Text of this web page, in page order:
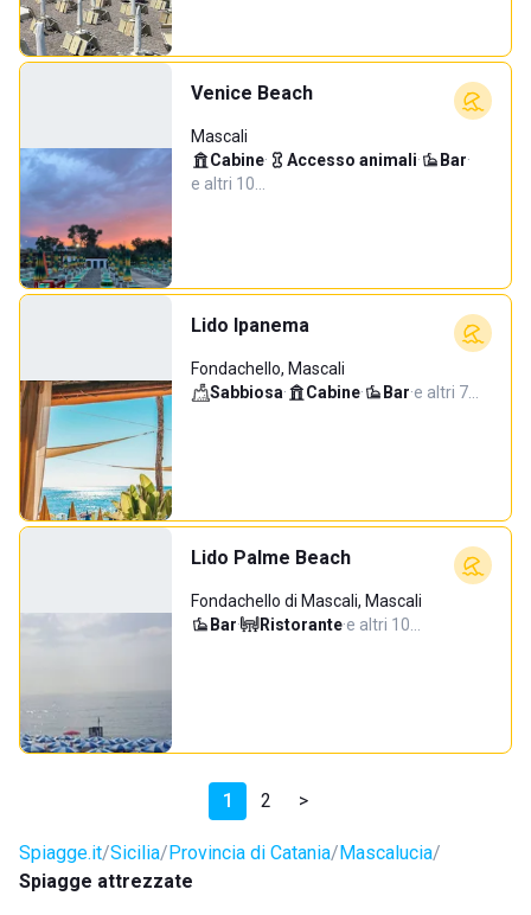
Venice Beach
Mascali
Cabine· Accesso animali· Bar·
e altri 10…
Lido Ipanema
Fondachello, Mascali
Sabbiosa· Cabine· Bar·e altri 7…
Lido Palme Beach
Fondachello di Mascali, Mascali
Bar· Ristorante·e altri 10…
1 2 >
Spiagge.it Sicilia Provincia di Catania Mascalucia
Spiagge attrezzate